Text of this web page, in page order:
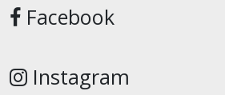
Facebook
Instagram